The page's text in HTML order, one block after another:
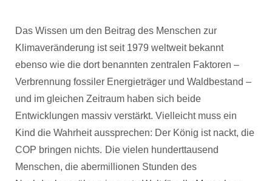
Das Wissen um den Beitrag des Menschen zur
Klimaveränderung ist seit 1979 weltweit bekannt
ebenso wie die dort benannten zentralen Faktoren –
Verbrennung fossiler Energieträger und Waldbestand –
und im gleichen Zeitraum haben sich beide
Entwicklungen massiv verstärkt. Vielleicht muss ein
Kind die Wahrheit aussprechen: Der König ist nackt, die
COP bringen nichts. Die vielen hunderttausend
Menschen, die abermillionen Stunden des